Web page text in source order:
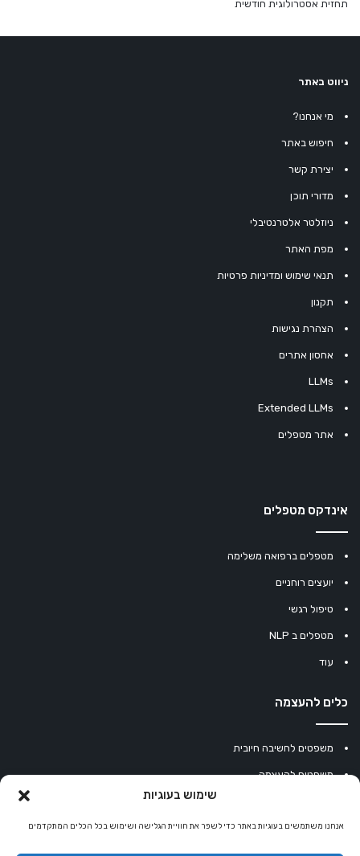
שימוש בעוגיות
אנחנו משתמשים בעוגיות באתר כדי לשפר את חוויית הגלישה ושימוש בכל הכלים המתקדמים
תחזית אסטרולוגית חודשית
ניווט באתר
מי אנחנו?
חיפוש באתר
יצירת קשר
מדורי תוכן
ניוזלטר אלטרנטיבלי
מפת האתר
תנאי שימוש ומדיניות פרטיות
תקנון
הצהרת נגישות
אחסון אתרים
LLMs
Extended LLMs
אתר מטפלים
אינדקס מטפלים
מטפלים ברפואה משלימה
יועצים רוחניים
טיפול רגשי
מטפלים ב NLP
עוד
כלים להעצמה
משפטים לחשיבה חיובית
משפטים להעצמה
מחשבון נומרולוגיה